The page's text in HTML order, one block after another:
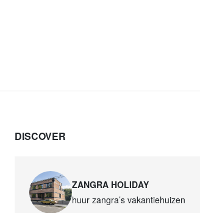
DISCOVER
ZANGRA HOLIDAY
huur zangra’s vakantiehuizen